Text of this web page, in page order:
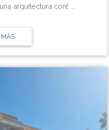
arquitectura cont ...
MÁS